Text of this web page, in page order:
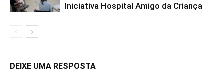
Iniciativa Hospital Amigo da Criança
DEIXE UMA RESPOSTA